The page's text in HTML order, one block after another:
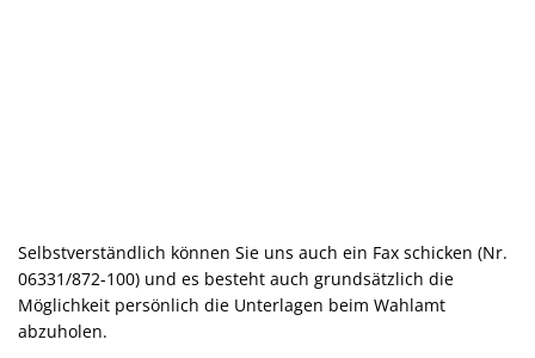
Selbstverständlich können Sie uns auch ein Fax schicken (Nr.
06331/872-100) und es besteht auch grundsätzlich die
Möglichkeit persönlich die Unterlagen beim Wahlamt
abzuholen.